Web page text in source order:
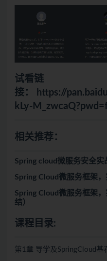
试看链
接：
https://
kLy-
相关推荐：
Spring cloud微服务安全实
Spring Cloud微服务框架
Spring Cloud微服务框架
结）
课程目录:
第1章 导学及SpringCloud基